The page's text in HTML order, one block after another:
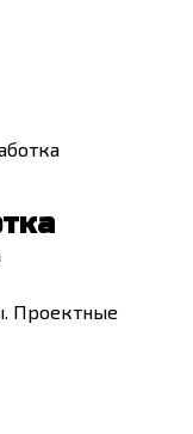
Проектные